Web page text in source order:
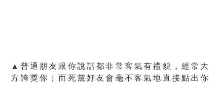
▲普通朋友跟你說話都非常客氣有禮貌，經常大
方誇獎你；而死黨好友會毫不客氣地直接點出你